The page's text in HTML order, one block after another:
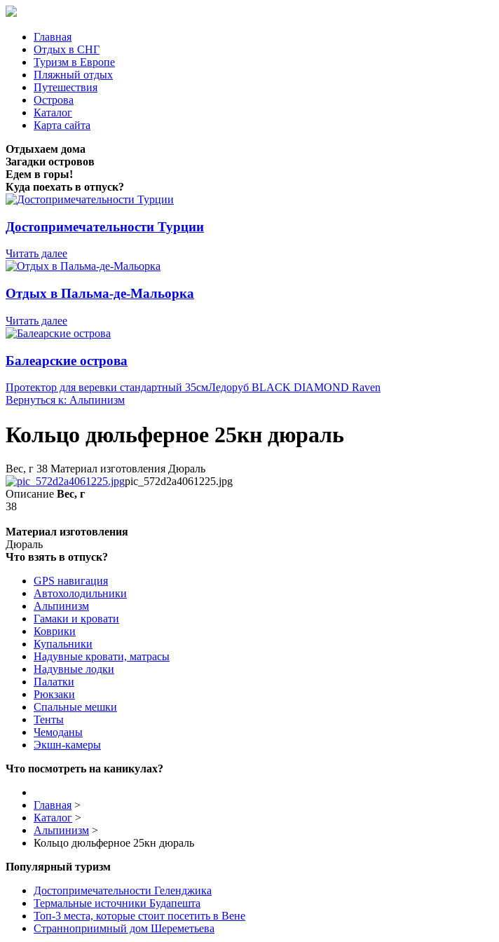
Главная
Отдых в СНГ
Туризм в Европе
Пляжный отдых
Путешествия
Острова
Каталог
Карта сайта
Отдыхаем дома
Загадки островов
Едем в горы!
Куда поехать в отпуск?
Достопримечательности Турции
Читать далее
Отдых в Пальма-де-Мальорка
Читать далее
Балеарские острова
Протектор для веревки стандартный 35смЛедоруб BLACK DIAMOND Raven
Вернуться к: Альпинизм
Кольцо дюльферное 25кн дюраль
Вес, г 38 Материал изготовления Дюраль
pic_572d2a4061225.jpg
Описание Вес, г
38
Материал изготовления
Дюраль
Что взять в отпуск?
GPS навигация
Автохолодильники
Альпинизм
Гамаки и кровати
Коврики
Купальники
Надувные кровати, матрасы
Надувные лодки
Палатки
Рюкзаки
Спальные мешки
Тенты
Чемоданы
Экшн-камеры
Что посмотреть на каникулах?
Главная >
Каталог >
Альпинизм >
Кольцо дюльферное 25кн дюраль
Популярный туризм
Достопримечательности Геленджика
Термальные источники Будапешта
Топ-3 места, которые стоит посетить в Вене
Странноприимный дом Шереметьева